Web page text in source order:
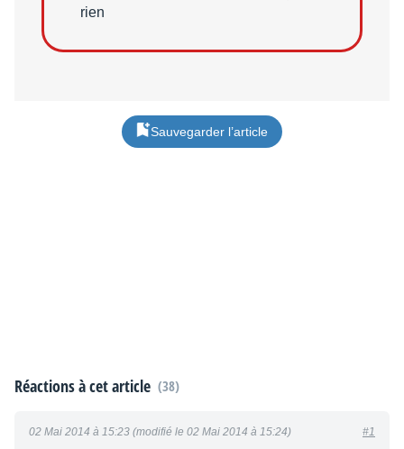
rien
Sauvegarder l’article
Réactions à cet article (38)
02 Mai 2014 à 15:23 (modifié le 02 Mai 2014 à 15:24) #1